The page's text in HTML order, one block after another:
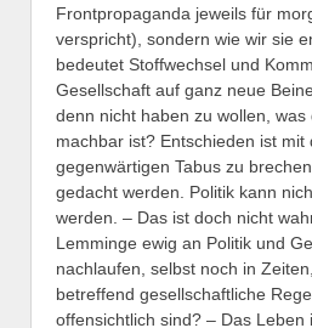
Frontpropaganda jeweils für
verspricht), sondern wie wir sie
bedeutet Stoffwechsel und
Gesellschaft auf ganz neue
denn nicht haben zu wollen, was
machbar ist? Entschieden ist
gegenwärtigen Tabus zu
gedacht werden. Politik kann
werden. – Das ist doch nicht
Lemminge ewig an Politik und
nachlaufen, selbst noch in
betreffend gesellschaftliche
offensichtlich sind? – Das Leben